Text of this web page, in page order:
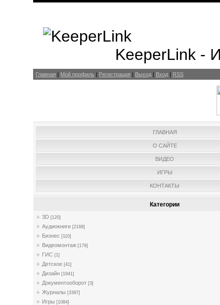
KeeperLink -
Главная | Мой профиль | Регистрация | Выход | Вход | RSS
ГЛАВНАЯ
О САЙТЕ
ВИДЕО
ИГРЫ
КОНТАКТЫ
Категории
3D [120]
Аудиокниги [2168]
Бизнес [110]
Видеомонтаж [179]
ГИС [1]
Детское [41]
Дизайн [1941]
Документооборот [3]
Журналы [3387]
Игры [1084]